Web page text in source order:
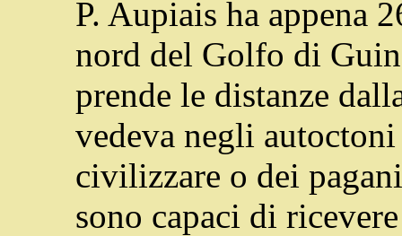
P. Aupiais ha appena
nord del Golfo di
prende le distanze
vedeva negli
civilizzare o dei
sono capaci di